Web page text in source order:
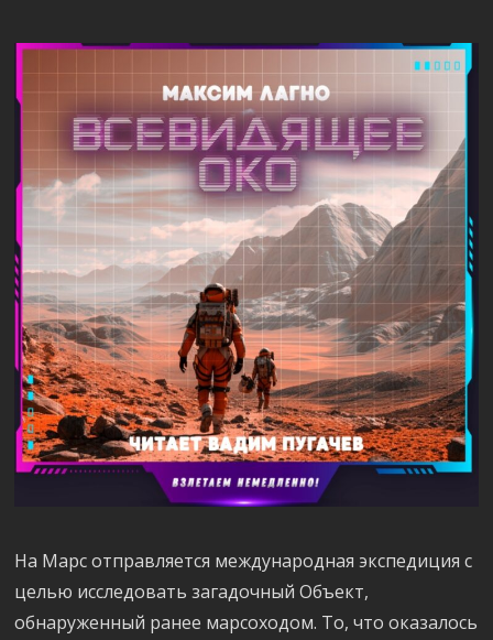
На Марс отправляется международная экспедиция с
целью исследовать загадочный Объект,
обнаруженный ранее марсоходом. То, что оказалось